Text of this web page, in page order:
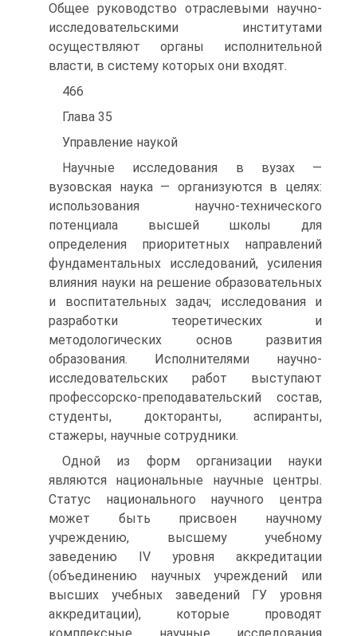
Общее руководство отраслевыми научно-
исследовательскими институтами
осуществляют органы исполнительной
власти, в систему которых они входят.
466
Глава 35
Управление наукой
Научные исследования в вузах —
вузовская наука — организуются в целях:
использования научно-технического
потенциала высшей школы для
определения приоритетных направлений
фундаментальных исследований, усиления
влияния науки на решение образовательных
и воспитательных задач; исследования и
разработки теоретических и
методологических основ развития
образования. Исполнителями научно-
исследовательских работ выступают
профессорско-преподавательский состав,
студенты, докторанты, аспиранты,
стажеры, научные сотрудники.
Одной из форм организации науки
являются национальные научные центры.
Статус национального научного центра
может быть присвоен научному
учреждению, высшему учебному
заведению IV уровня аккредитации
(объединению научных учреждений или
высших учебных заведений ГУ уровня
аккредитации), которые проводят